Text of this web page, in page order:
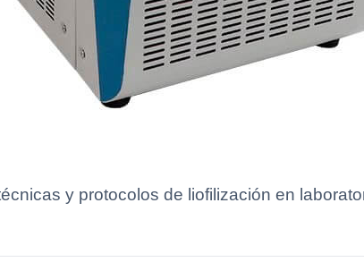
y protocolos de liofilización en